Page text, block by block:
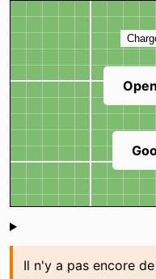
Carte
Shoutbox
Il n'y a pas encore